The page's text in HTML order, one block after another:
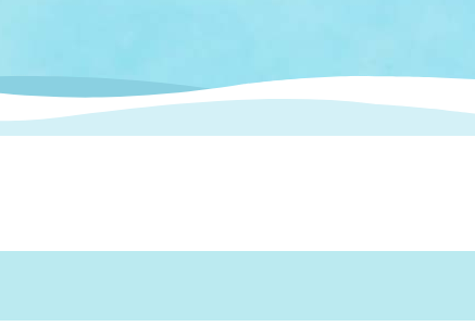
・労働 産業
委員会